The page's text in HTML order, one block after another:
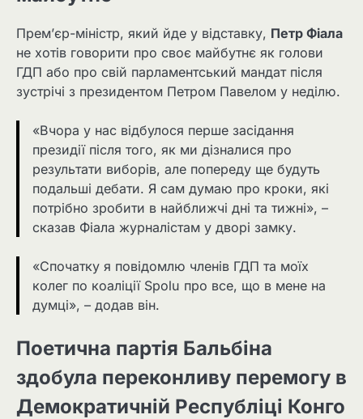
Прем’єр-міністр, який йде у відставку, Петр Фіала
не хотів говорити про своє майбутнє як голови
ГДП або про свій парламентський мандат після
зустрічі з президентом Петром Павелом у неділю.
«Вчора у нас відбулося перше засідання
президії після того, як ми дізналися про
результати виборів, але попереду ще будуть
подальші дебати. Я сам думаю про кроки, які
потрібно зробити в найближчі дні та тижні», –
сказав Фіала журналістам у дворі замку.
«Спочатку я повідомлю членів ГДП та моїх
колег по коаліції Spolu про все, що в мене на
думці», – додав він.
Поетична партія Бальбіна
здобула переконливу перемогу в
Демократичній Республіці Конго